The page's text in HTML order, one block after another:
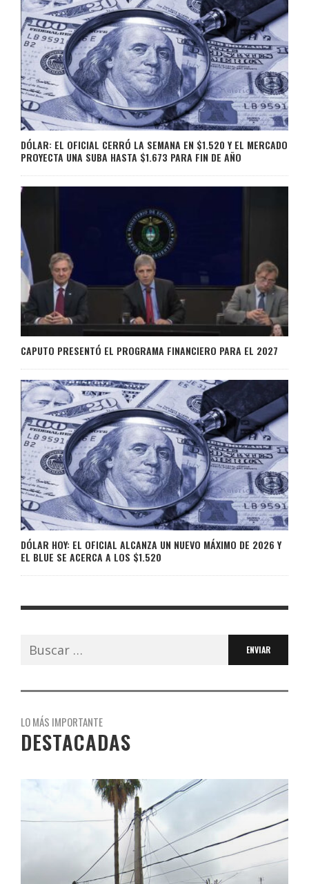
DÓLAR: EL OFICIAL CERRÓ LA SEMANA EN $1.520 Y EL MERCADO
PROYECTA UNA SUBA HASTA $1.673 PARA FIN DE AÑO
CAPUTO PRESENTÓ EL PROGRAMA FINANCIERO PARA EL 2027
DÓLAR HOY: EL OFICIAL ALCANZA UN NUEVO MÁXIMO DE 2026 Y
EL BLUE SE ACERCA A LOS $1.520
Buscar:
LO MÁS IMPORTANTE
DESTACADAS